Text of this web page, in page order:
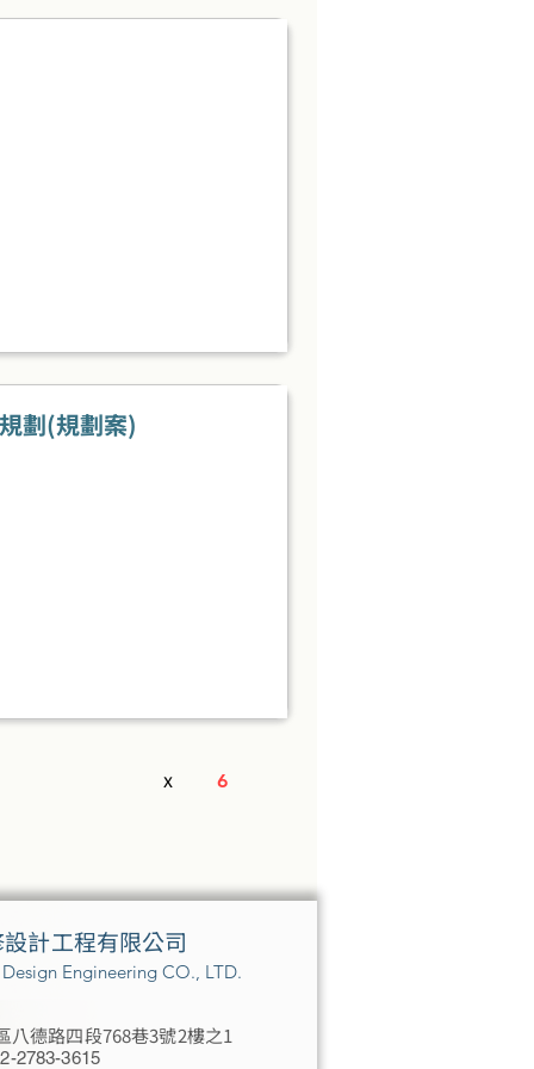
劃(規劃案)
x 6
計工程有限公司
Engineering CO., LTD.
八德路四段768巷3號2樓之1
2783-3615